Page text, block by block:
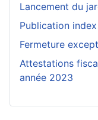
Lancement du
Publication
Fermeture
Attestations
année 2023